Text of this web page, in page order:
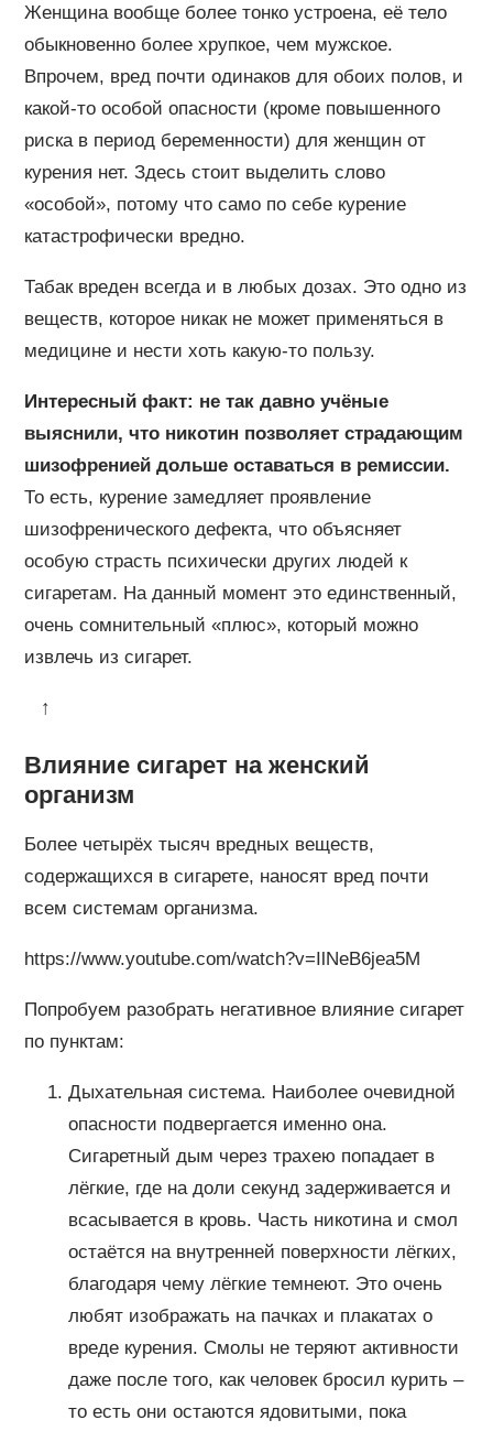
Женщина вообще более тонко устроена, её тело
обыкновенно более хрупкое, чем мужское.
Впрочем, вред почти одинаков для обоих полов, и
какой-то особой опасности (кроме повышенного
риска в период беременности) для женщин от
курения нет. Здесь стоит выделить слово
«особой», потому что само по себе курение
катастрофически вредно.
Табак вреден всегда и в любых дозах. Это одно из
веществ, которое никак не может применяться в
медицине и нести хоть какую-то пользу.
Интересный факт: не так давно учёные
выяснили, что никотин позволяет страдающим
шизофренией дольше оставаться в ремиссии.
То есть, курение замедляет проявление
шизофренического дефекта, что объясняет
особую страсть психически других людей к
сигаретам. На данный момент это единственный,
очень сомнительный «плюс», который можно
извлечь из сигарет.
↑
Влияние сигарет на женский
организм
Более четырёх тысяч вредных веществ,
содержащихся в сигарете, наносят вред почти
всем системам организма.
https://www.youtube.com/watch?v=IlNeB6jea5M
Попробуем разобрать негативное влияние сигарет
по пунктам:
Дыхательная система. Наиболее очевидной
опасности подвергается именно она.
Сигаретный дым через трахею попадает в
лёгкие, где на доли секунд задерживается и
всасывается в кровь. Часть никотина и смол
остаётся на внутренней поверхности лёгких,
благодаря чему лёгкие темнеют. Это очень
любят изображать на пачках и плакатах о
вреде курения. Смолы не теряют активности
даже после того, как человек бросил курить –
то есть они остаются ядовитыми, пока